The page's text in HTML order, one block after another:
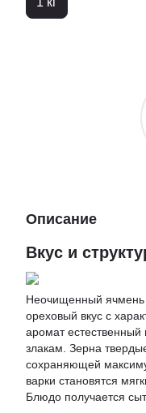
Описание
Вкус и
Неочищенный
ореховый вкус с
аромат
злакам. Зерна
сохраняющей
варки становятся
Блюдо получается